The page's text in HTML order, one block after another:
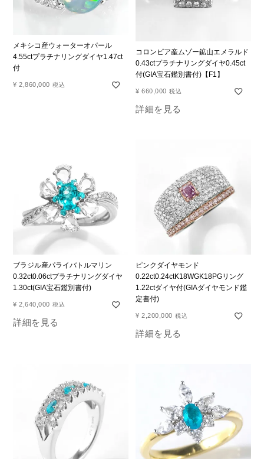
メキシコ産ウォーターオパール
4.55ctプラチナリングダイヤ1.47ct
付
¥ 2,860,000 税込
コロンビア産ムゾー鉱山エメラルド
0.43ctプラチナリングダイヤ0.45ct
付(GIA宝石鑑別書付)【F1】
¥ 660,000 税込
詳細を見る
ブラジル産パライバトルマリン
0.32ct0.06ctプラチナリングダイヤ
1.30ct(GIA宝石鑑別書付)
¥ 2,640,000 税込
詳細を見る
ピンクダイヤモンド
0.22ct0.24ctK18WGK18PGリング
1.22ctダイヤ付(GIAダイヤモンド鑑
定書付)
¥ 2,200,000 税込
詳細を見る